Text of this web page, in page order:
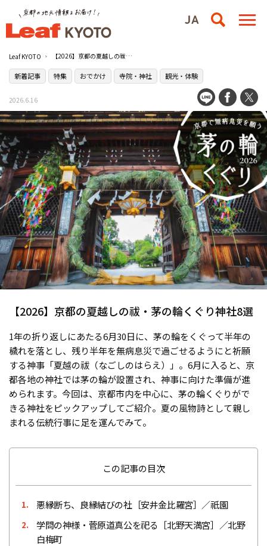
Leaf KYOTO 【2026】京都の夏越しの祓・茅の輪くぐり神社8選
新着記事 特集 おでかけ 寺院・神社 観光・体験
2026.6.16
【2026】京都の夏越しの祓・茅の輪くぐり神社8選
1年の折り返しにあたる6月30日に、茅の輪をくぐって半年の
穢れを落とし、残り半年を無病息災で過ごせるようにと祈願
する神事「夏越の祓（なごしのはらえ）」。6月に入ると、京
都各地の神社では茅の輪が設置され、神事に向けた準備が進
められます。今回は、京都市内を中心に、茅の輪くぐりがで
きる神社をピックアップしてご紹介。夏の風物詩として親し
まれる伝統行事に足を運んでみて。
この記事の目次
1. 悪縁断ち、良縁結びの社［安井金比羅宮］／祇園
2.
学問の神様・菅原道真公を祀る［北野天満宮］／北野
白梅町